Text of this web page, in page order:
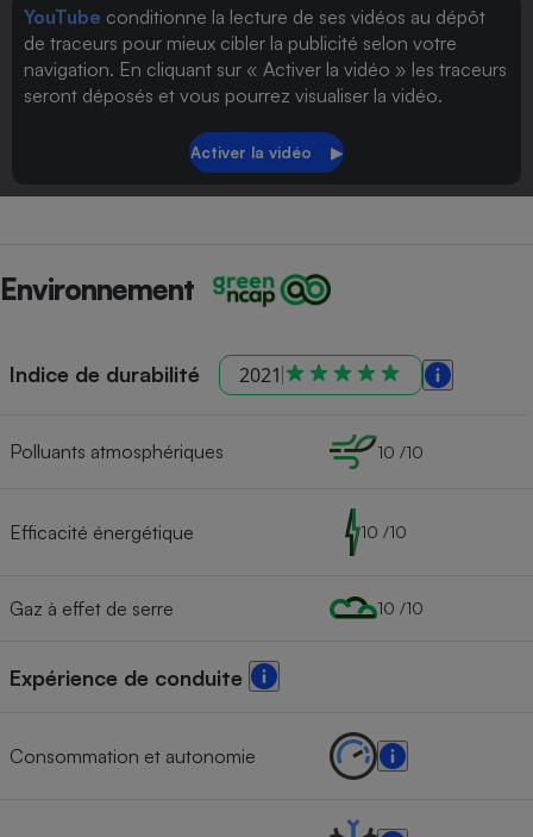
YouTube conditionne la lecture de ses vidéos au dépôt
de traceurs pour mieux cibler la publicité selon votre
navigation. En cliquant sur « Activer la vidéo » les traceurs
seront déposés et vous pourrez visualiser la vidéo.
Environnement
Indice de durabilité 2021
Polluants atmosphériques 10 /10
Efficacité énergétique 10 /10
Gaz à effet de serre 10 /10
Expérience de conduite
Consommation et autonomie